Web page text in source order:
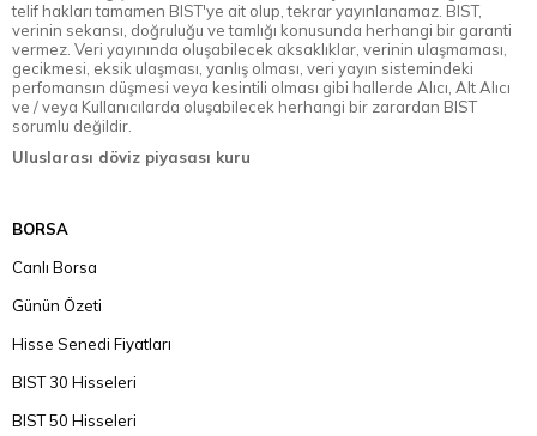
telif hakları tamamen BIST'ye ait olup, tekrar yayınlanamaz. BIST,
verinin sekansı, doğruluğu ve tamlığı konusunda herhangi bir garanti
vermez. Veri yayınında oluşabilecek aksaklıklar, verinin ulaşmaması,
gecikmesi, eksik ulaşması, yanlış olması, veri yayın sistemindeki
perfomansın düşmesi veya kesintili olması gibi hallerde Alıcı, Alt Alıcı
ve / veya Kullanıcılarda oluşabilecek herhangi bir zarardan BIST
sorumlu değildir.
Uluslarası döviz piyasası kuru
BORSA
Canlı Borsa
Günün Özeti
Hisse Senedi Fiyatları
BIST 30 Hisseleri
BIST 50 Hisseleri